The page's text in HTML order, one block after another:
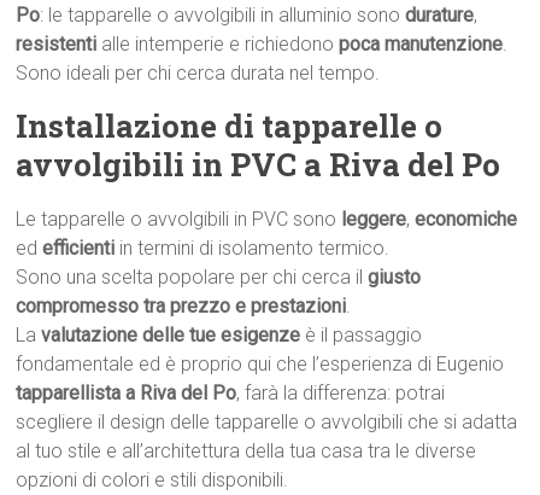
Po: le tapparelle o avvolgibili in alluminio sonodurature,
resistenti alle intemperie e richiedonopoca manutenzione.
Sono ideali per chi cerca durata nel tempo.
Installazione di tapparelle o
avvolgibili in PVC a Riva del Po
Le tapparelle o avvolgibili in PVC sono leggere,economiche
edefficienti in termini di isolamento termico.
Sono una scelta popolare per chi cerca ilgiusto
compromesso tra prezzo e prestazioni.
Lavalutazione delle tue esigenze è il passaggio
fondamentale ed è proprio qui che l’esperienza di Eugenio
tapparellista a Riva del Po, farà la differenza: potrai
scegliere il design delle tapparelle o avvolgibili che si adatta
al tuo stile e all’architettura della tua casa tra le diverse
opzioni di colori e stili disponibili.